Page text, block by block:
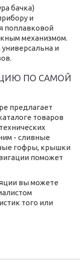
бачка)
и
поплавковой
механизмом.
и
ПО САМОЙ
предлагает
товаров
- сливные
гофры, крышки
поможет
вы можете
того или